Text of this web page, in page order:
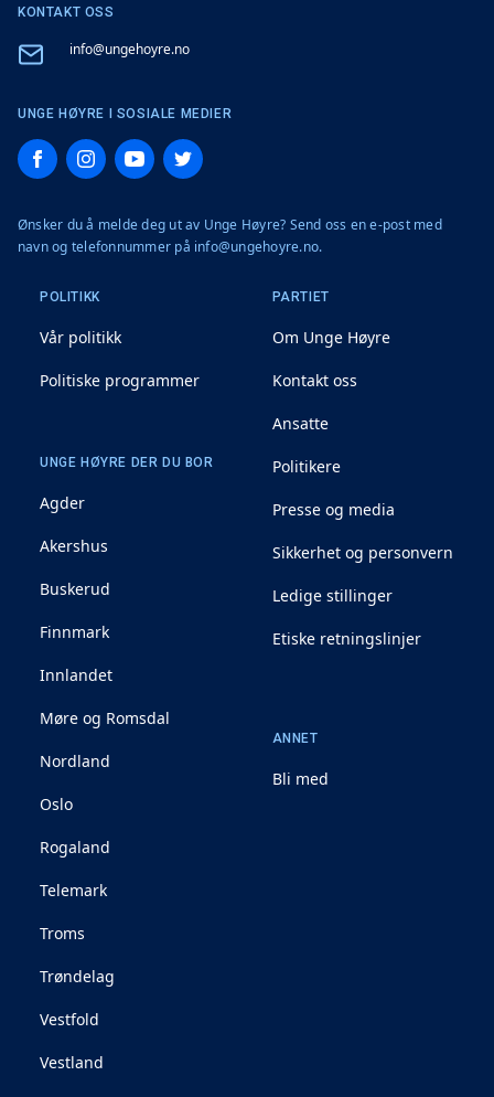
KONTAKT OSS
Email info@ungehoyre.no
UNGE HØYRE I SOSIALE MEDIER
FacebookInstagramYouTubeTwitter
Ønsker du å melde deg ut av Unge Høyre? Send oss en e-post med
navn og telefonnummer på info@ungehoyre.no.
POLITIKK
Vår politikk
Politiske programmer
PARTIET
Om Unge Høyre
Kontakt oss
Ansatte
Politikere
Presse og media
Sikkerhet og personvern
Ledige stillinger
Etiske retningslinjer
UNGE HØYRE DER DU BOR
Agder
Akershus
Buskerud
Finnmark
Innlandet
Møre og Romsdal
Nordland
Oslo
Rogaland
Telemark
Troms
Trøndelag
Vestfold
Vestland
ANNET
Bli med